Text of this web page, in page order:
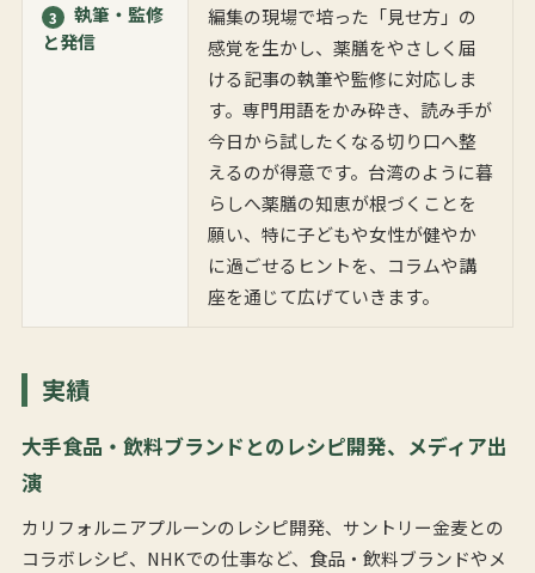
3
執筆・監修
と発信
編集の現場で培った「見せ方」の
感覚を生かし、薬膳をやさしく届
ける記事の執筆や監修に対応しま
す。専門用語をかみ砕き、読み手が
今日から試したくなる切り口へ整
えるのが得意です。台湾のように暮
らしへ薬膳の知恵が根づくことを
願い、特に子どもや女性が健やか
に過ごせるヒントを、コラムや講
座を通じて広げていきます。
実績
大手食品・飲料ブランドとのレシピ開発、メディア出
演
カリフォルニアプルーンのレシピ開発、サントリー金麦との
コラボレシピ、NHKでの仕事など、食品・飲料ブランドやメ